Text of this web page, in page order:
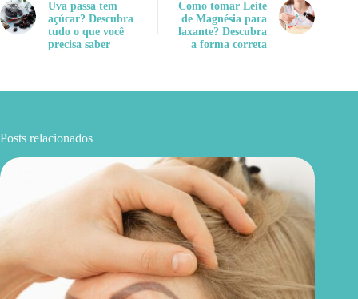
Uva passa tem
açúcar? Descubra
tudo o que você
precisa saber
Como tomar Leite
de Magnésia para
laxante? Descubra
a forma correta
Posts relacionados